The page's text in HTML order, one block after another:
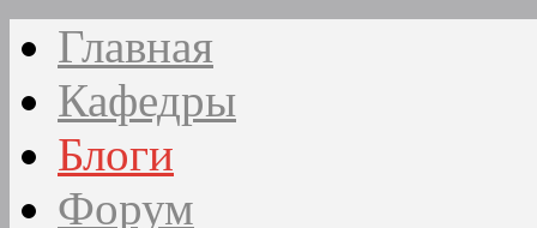
Главная
Кафедры
Блоги
Форум